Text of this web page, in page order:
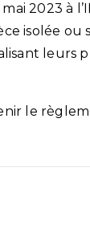
2023 à
isolée ou
leurs
le